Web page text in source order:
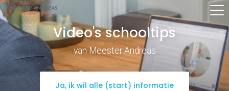
Video's schooltips
van Meester Andreas
Ja, ik wil alle (start) informatie